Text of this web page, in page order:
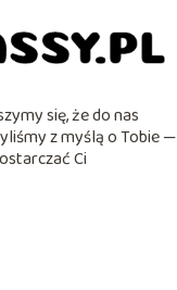
się, że do nas
z myślą o Tobie —
Ci